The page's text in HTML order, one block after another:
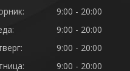
9:00 - 20:00
9:00 - 20:00
9:00 - 20:00
9:00 - 20:00